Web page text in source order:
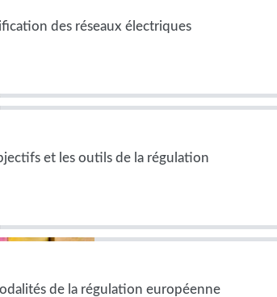
des réseaux électriques
et les outils de la régulation
de la régulation européenne